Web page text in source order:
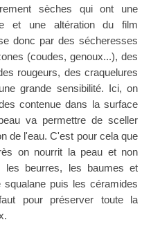
sèches qui ont une
et une altération du film
donc par des sécheresses
(coudes, genoux...), des
rougeurs, des craquelures
grande sensibilité. Ici, on
contenue dans la surface
va permettre de sceller
de l'eau. C'est pour cela que
on nourrit la peau et non
les beurres, les baumes et
puis les céramides
pour préserver toute la